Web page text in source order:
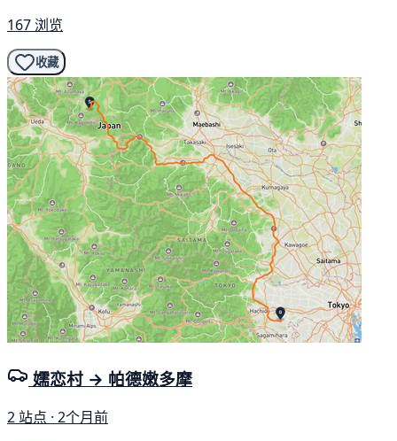
167 浏览
收藏
嬬恋村 → 帕德嫩多摩
2 站点 · 2个月前